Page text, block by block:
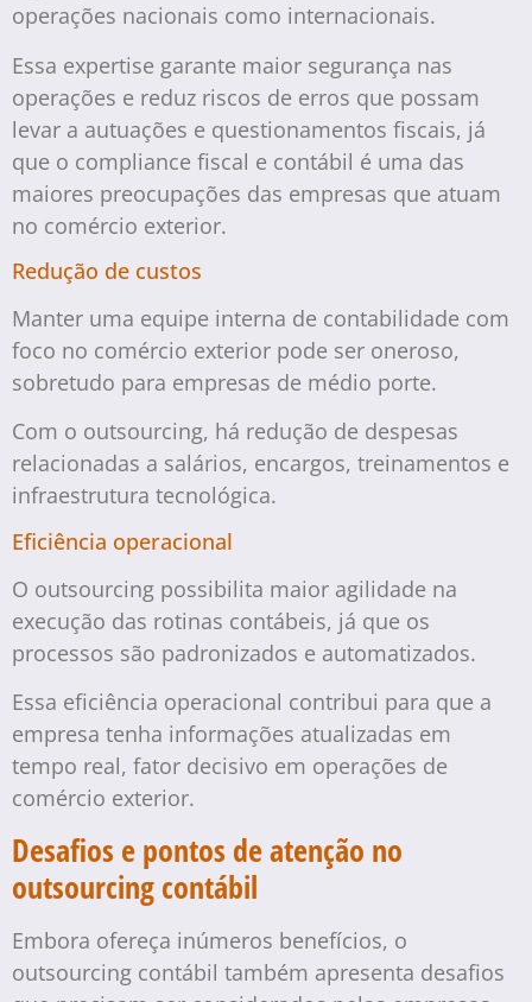
operações nacionais como internacionais.
Essa expertise garante maior segurança nas
operações e reduz riscos de erros que possam
levar a autuações e questionamentos fiscais, já
que o compliance fiscal e contábil é uma das
maiores preocupações das empresas que atuam
no comércio exterior.
Redução de custos
Manter uma equipe interna de contabilidade com
foco no comércio exterior pode ser oneroso,
sobretudo para empresas de médio porte.
Com o outsourcing, há redução de despesas
relacionadas a salários, encargos, treinamentos e
infraestrutura tecnológica.
Eficiência operacional
O outsourcing possibilita maior agilidade na
execução das rotinas contábeis, já que os
processos são padronizados e automatizados.
Essa eficiência operacional contribui para que a
empresa tenha informações atualizadas em
tempo real, fator decisivo em operações de
comércio exterior.
Desafios e pontos de atenção no
outsourcing contábil
Embora ofereça inúmeros benefícios, o
outsourcing contábil também apresenta desafios